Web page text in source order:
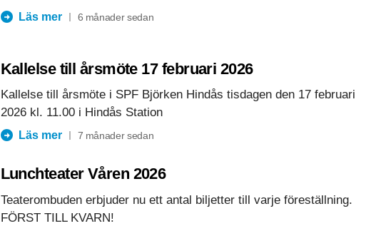
Läs mer 6 månader sedan
Kallelse till årsmöte 17 februari 2026
Kallelse till årsmöte i SPF Björken Hindås tisdagen den 17 februari
2026 kl. 11.00 i Hindås Station
Läs mer 7 månader sedan
Lunchteater Våren 2026
Teaterombuden erbjuder nu ett antal biljetter till varje föreställning.
FÖRST TILL KVARN!